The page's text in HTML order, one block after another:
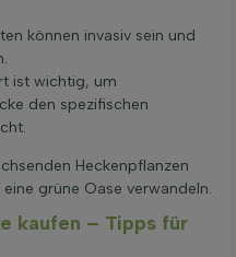
können invasiv sein und
ist wichtig, um
den spezifischen
Heckenpflanzen
grüne Oase verwandeln.
kaufen – Tipps für